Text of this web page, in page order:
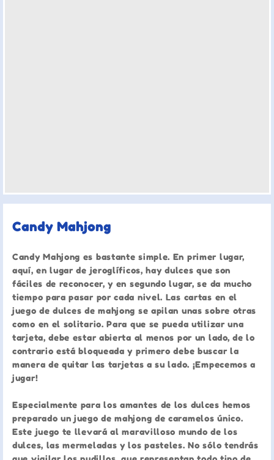
Candy Mahjong
Candy Mahjong es bastante simple. En primer lugar,
aquí, en lugar de jeroglíficos, hay dulces que son
fáciles de reconocer, y en segundo lugar, se da mucho
tiempo para pasar por cada nivel. Las cartas en el
juego de dulces de mahjong se apilan unas sobre otras
como en el solitario. Para que se pueda utilizar una
tarjeta, debe estar abierta al menos por un lado, de lo
contrario está bloqueada y primero debe buscar la
manera de quitar las tarjetas a su lado. ¡Empecemos a
jugar!
Especialmente para los amantes de los dulces hemos
preparado un juego de mahjong de caramelos único.
Este juego te llevará al maravilloso mundo de los
dulces, las mermeladas y los pasteles. No sólo tendrás